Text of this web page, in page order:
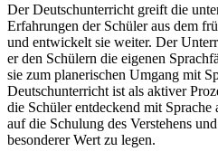
Der Deutschunterricht greift die
Erfahrungen der Schüler aus dem
und entwickelt sie weiter. Der
er den Schülern die eigenen
sie zum planerischen Umgang mit
Deutschunterricht ist als aktiver
die Schüler entdeckend mit Sprache
auf die Schulung des Verstehens
besonderer Wert zu legen.